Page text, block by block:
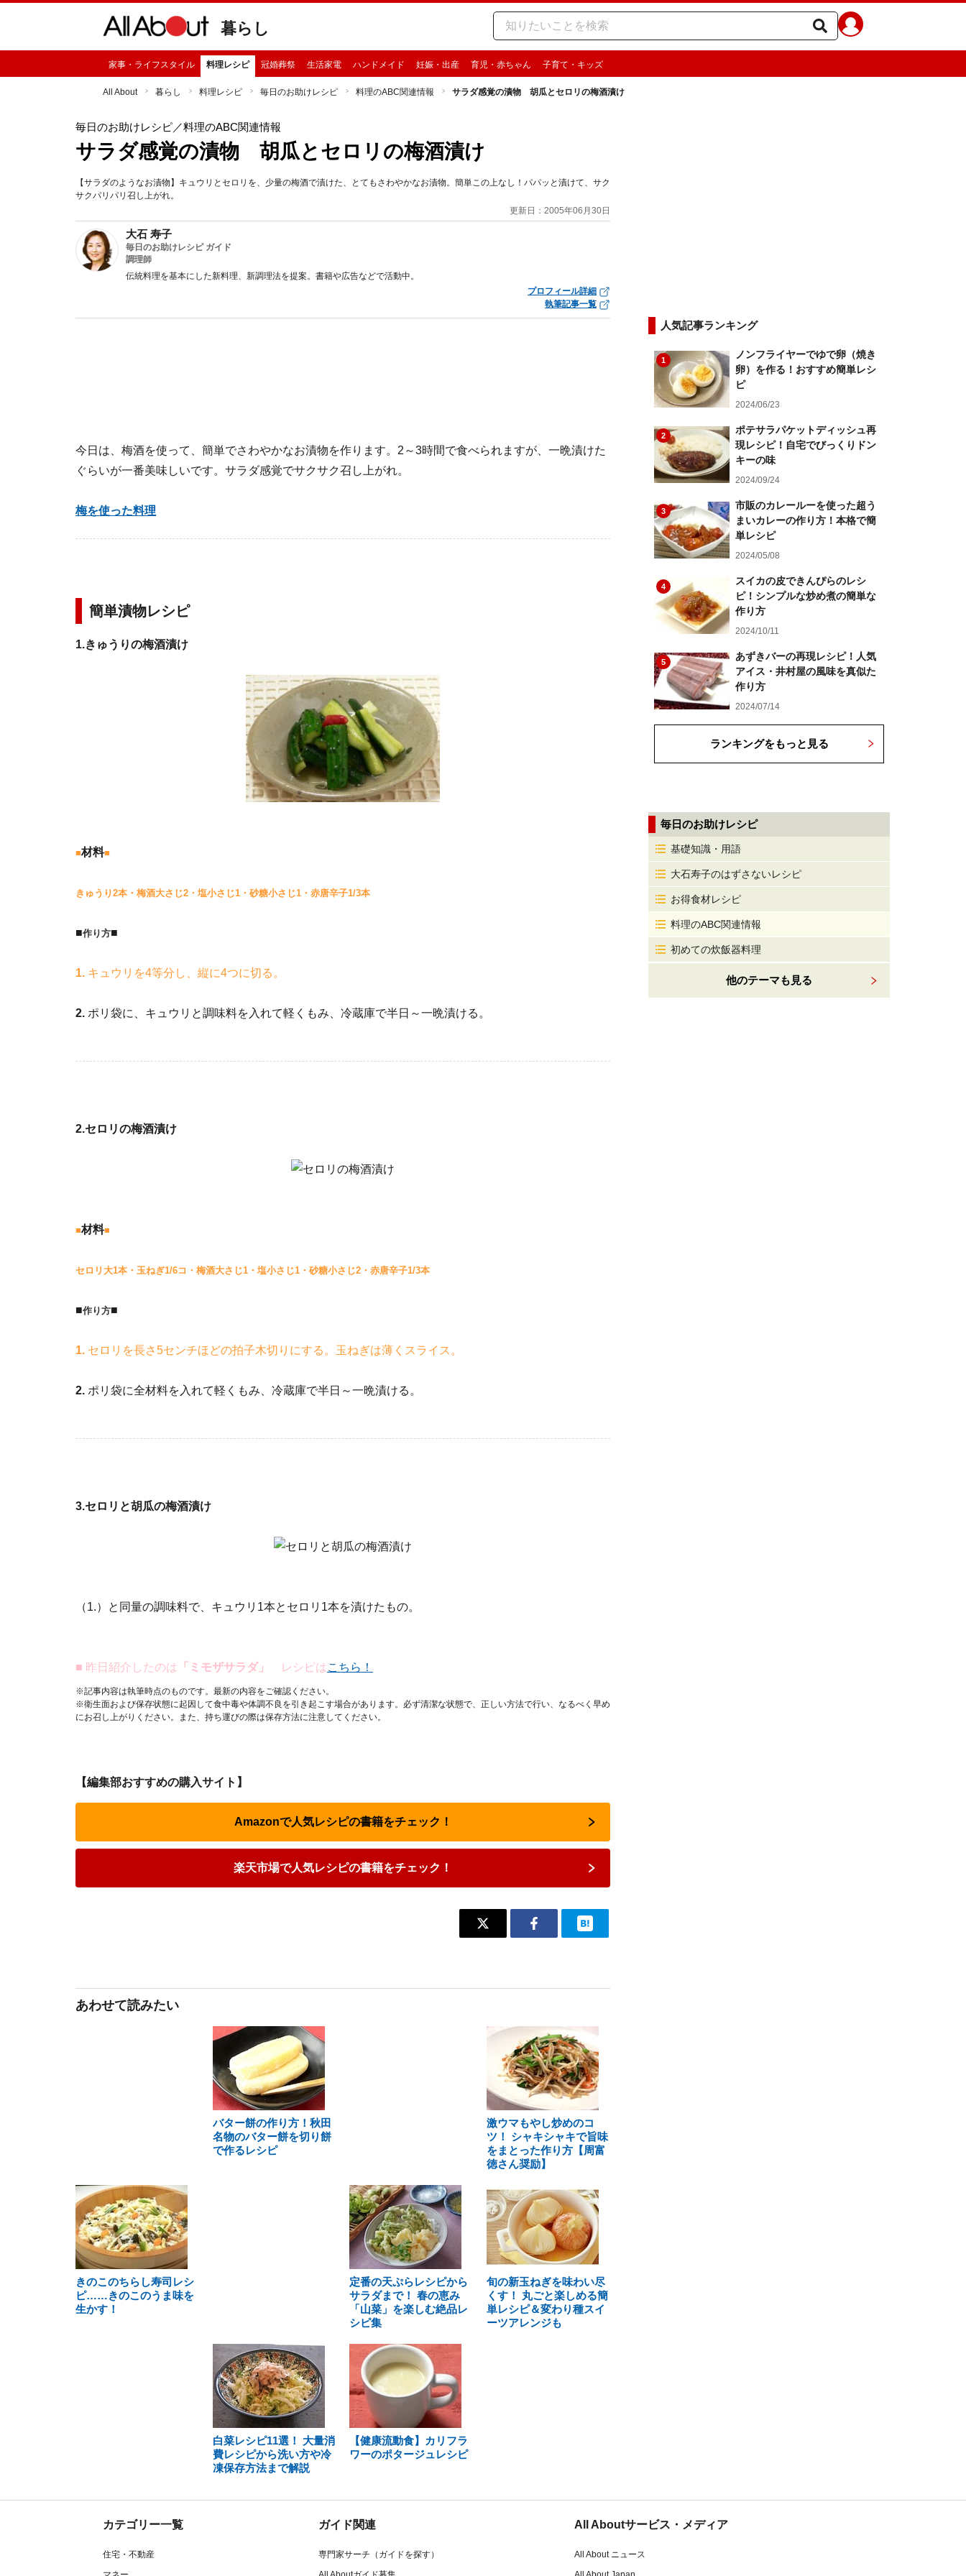
暮らし
家事・ライフスタイル 料理レシピ 冠婚葬祭 生活家電 ハンドメイド 妊娠・出産 育児・赤ちゃん 子育て・キッズ
All About 暮らし 料理レシピ 毎日のお助けレシピ 料理のABC関連情報 サラダ感覚の漬物 胡瓜とセロリの梅酒漬け
毎日のお助けレシピ／料理のABC関連情報
サラダ感覚の漬物 胡瓜とセロリの梅酒漬け
【サラダのようなお漬物】キュウリとセロリを、少量の梅酒で漬けた、とてもさわやかなお漬物。簡単この上なし！パパッと漬けて、サク
サクパリパリ召し上がれ。
更新日：2005年06月30日
大石 寿子
毎日のお助けレシピ ガイド
調理師
伝統料理を基本にした新料理、新調理法を提案。書籍や広告などで活動中。
プロフィール詳細
執筆記事一覧
今日は、梅酒を使って、簡単でさわやかなお漬物を作ります。2～3時間で食べられますが、一晩漬けた
ぐらいが一番美味しいです。サラダ感覚でサクサク召し上がれ。
梅を使った料理
簡単漬物レシピ
1.きゅうりの梅酒漬け
■材料■
きゅうり2本・梅酒大さじ2・塩小さじ1・砂糖小さじ1・赤唐辛子1/3本
■作り方■
1. キュウリを4等分し、縦に4つに切る。
2. ポリ袋に、キュウリと調味料を入れて軽くもみ、冷蔵庫で半日～一晩漬ける。
2.セロリの梅酒漬け
■材料■
セロリ大1本・玉ねぎ1/6コ・梅酒大さじ1・塩小さじ1・砂糖小さじ2・赤唐辛子1/3本
■作り方■
1. セロリを長さ5センチほどの拍子木切りにする。玉ねぎは薄くスライス。
2. ポリ袋に全材料を入れて軽くもみ、冷蔵庫で半日～一晩漬ける。
3.セロリと胡瓜の梅酒漬け
（1.）と同量の調味料で、キュウリ1本とセロリ1本を漬けたもの。
■ 昨日紹介したのは 「ミモザサラダ」 レシピは こちら！
※記事内容は執筆時点のものです。最新の内容をご確認ください。
※衛生面および保存状態に起因して食中毒や体調不良を引き起こす場合があります。必ず清潔な状態で、正しい方法で行い、なるべく早め
にお召し上がりください。また、持ち運びの際は保存方法に注意してください。
【編集部おすすめの購入サイト】
Amazonで人気レシピの書籍をチェック！
楽天市場で人気レシピの書籍をチェック！
あわせて読みたい
バター餅の作り方！秋田
名物のバター餅を切り餅
で作るレシピ
激ウマもやし炒めのコ
ツ！ シャキシャキで旨味
をまとった作り方【周富
徳さん奨励】
きのこのちらし寿司レシ
ピ……きのこのうま味を
生かす！
定番の天ぷらレシピから
サラダまで！ 春の恵み
「山菜」を楽しむ絶品レ
シピ集
旬の新玉ねぎを味わい尽
くす！ 丸ごと楽しめる簡
単レシピ＆変わり種スイ
ーツアレンジも
白菜レシピ11選！ 大量消
費レシピから洗い方や冷
凍保存方法まで解説
【健康流動食】カリフラ
ワーのポタージュレシピ
人気記事ランキング
1
ノンフライヤーでゆで卵（焼き
卵）を作る！おすすめ簡単レシ
ピ
2024/06/23
2
ポテサラパケットディッシュ再
現レシピ！自宅でびっくりドン
キーの味
2024/09/24
3
市販のカレールーを使った超う
まいカレーの作り方！本格で簡
単レシピ
2024/05/08
4
スイカの皮できんぴらのレシ
ピ！シンプルな炒め煮の簡単な
作り方
2024/10/11
5
あずきバーの再現レシピ！人気
アイス・井村屋の風味を真似た
作り方
2024/07/14
ランキングをもっと見る
毎日のお助けレシピ
基礎知識・用語
大石寿子のはずさないレシピ
お得食材レシピ
料理のABC関連情報
初めての炊飯器料理
他のテーマも見る
カテゴリー一覧
住宅・不動産
ガイド関連
専門家サーチ（ガイドを探す）
All Aboutサービス・メディア
All About ニュース